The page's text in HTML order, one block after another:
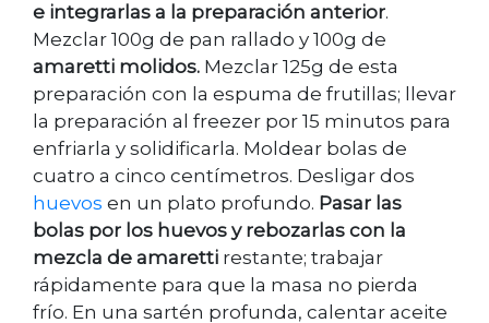
e integrarlas a la preparación anterior.
Mezclar 100g de pan rallado y 100g de
amaretti molidos. Mezclar 125g de esta
preparación con la espuma de frutillas; llevar
la preparación al freezer por 15 minutos para
enfriarla y solidificarla. Moldear bolas de
cuatro a cinco centímetros. Desligar dos
huevos en un plato profundo. Pasar las
bolas por los huevos y rebozarlas con la
mezcla de amaretti restante; trabajar
rápidamente para que la masa no pierda
frío. En una sartén profunda, calentar aceite